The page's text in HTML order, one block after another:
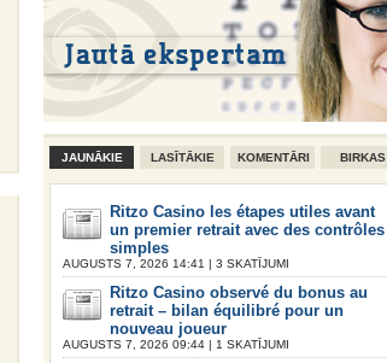
JAUNĀKIE LASĪTĀKIE KOMENTĀRI BIRKAS
Ritzo Casino les étapes utiles avant
un premier retrait avec des contrôles
simples
AUGUSTS 7, 2026 14:41 | 3 SKATĪJUMI
Ritzo Casino observé du bonus au
retrait – bilan équilibré pour un
nouveau joueur
AUGUSTS 7, 2026 09:44 | 1 SKATĪJUMI